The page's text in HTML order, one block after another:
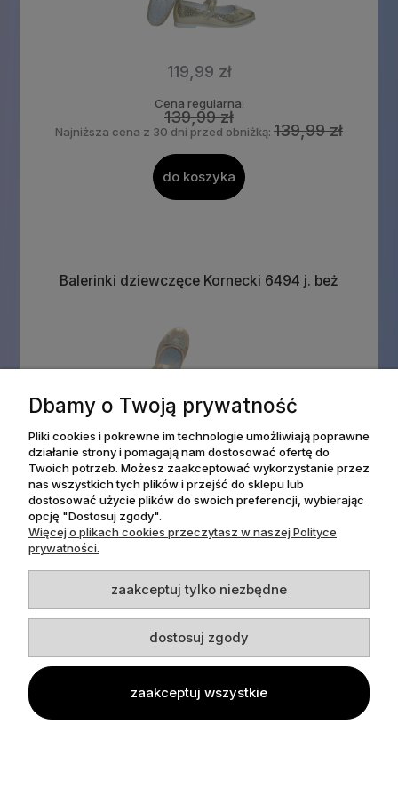
119,99 zł
Cena regularna:
139,99 zł
Najniższa cena z 30 dni przed obniżką: 139,99 zł
do koszyka
Balerinki dziewczęce Kornecki 6494 j. beż
79,99 zł
Cena regularna:
119,99 zł
Najniższa cena z 30 dni przed obniżką: 99,99 zł
Balerinki dziewczęce Kornecki 6494 j. grafit
Dbamy o Twoją prywatność
Pliki cookies i pokrewne im technologie umożliwiają poprawne
działanie strony i pomagają nam dostosować ofertę do
Twoich potrzeb. Możesz zaakceptować wykorzystanie przez
nas wszystkich tych plików i przejść do sklepu lub
dostosować użycie plików do swoich preferencji, wybierając
opcję "Dostosuj zgody".
Więcej o plikach cookies przeczytasz w naszej Polityce
prywatności.
zaakceptuj tylko niezbędne
dostosuj zgody
zaakceptuj wszystkie